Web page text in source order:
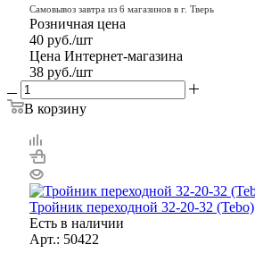
Самовывоз завтра из 6 магазинов в г. Тверь
Розничная цена
40 руб./шт
Цена Интернет-магазина
38 руб./шт
В корзину
Тройник переходной 32-20-32 (Tebo)
Есть в наличии
Арт.: 50422